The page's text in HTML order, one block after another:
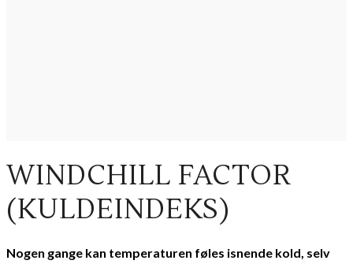
WINDCHILL FACTOR
(KULDEINDEKS)
Nogen gange kan temperaturen føles isnende kold, selv